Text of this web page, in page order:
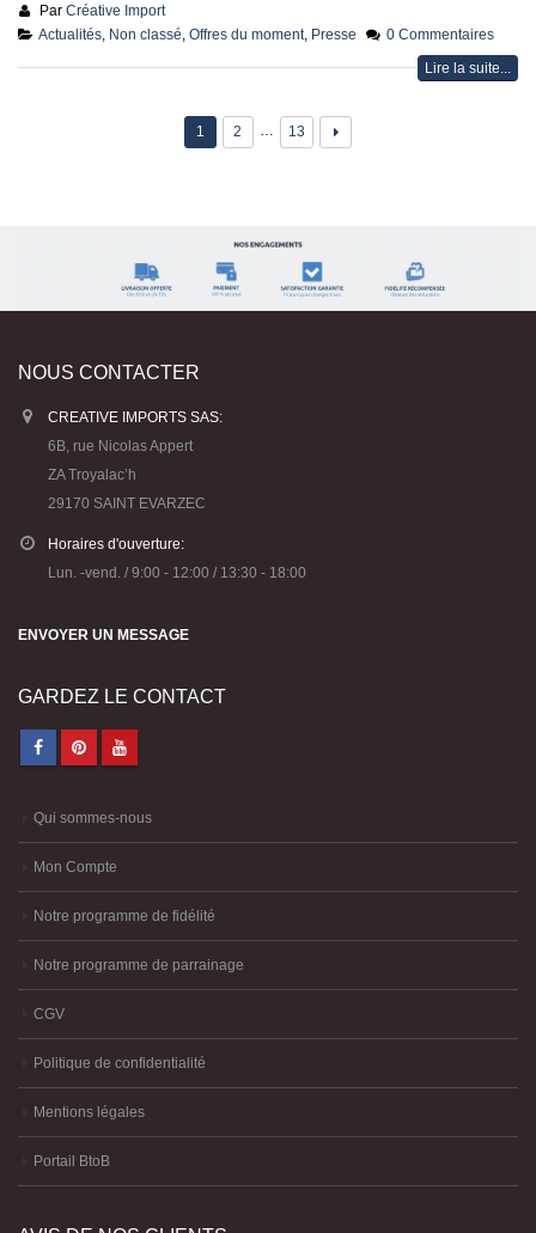
Par Créative Import
Actualités, Non classé Offres du moment, Presse 0 Commentaires
Lire la suite...
1 2 … 13
NOUS CONTACTER
CREATIVE IMPORTS SAS:
6B, rue Nicolas Appert
ZA Troyalac’h
29170 SAINT EVARZEC
Horaires d'ouverture:
Lun. -vend. / 9:00 - 12:00 / 13:30 - 18:00
ENVOYER UN MESSAGE
GARDEZ LE CONTACT
Qui sommes-nous
Mon Compte
Notre programme de fidélité
Notre programme de parrainage
CGV
Politique de confidentialité
Mentions légales
Portail BtoB